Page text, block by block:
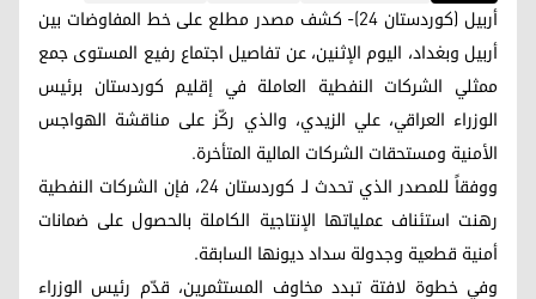
أربيل (كوردستان 24)- كشف مصدر مطلع على خط المفاوضات بين
أربيل وبغداد، اليوم الإثنين، عن تفاصيل اجتماع رفيع المستوى جمع
ممثلي الشركات النفطية العاملة في إقليم كوردستان برئيس
الوزراء العراقي، علي الزيدي، والذي ركّز على مناقشة الهواجس
الأمنية ومستحقات الشركات المالية المتأخرة.
ووفقاً للمصدر الذي تحدث لـ كوردستان 24، فإن الشركات النفطية
رهنت استئناف عملياتها الإنتاجية الكاملة بالحصول على ضمانات
أمنية قطعية وجدولة سداد ديونها السابقة.
وفي خطوة لافتة تبدد مخاوف المستثمرين، قدّم رئيس الوزراء